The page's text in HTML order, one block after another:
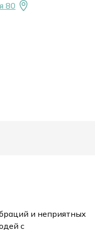
80
и неприятных
с